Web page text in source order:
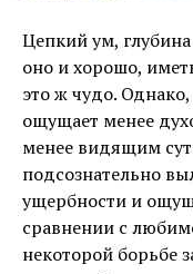
Цепкий ум,
оно и хорошо,
это ж чудо.
ощущает менее
менее видящим
подсознательно
ущербности и
сравнении с
некоторой борьбе